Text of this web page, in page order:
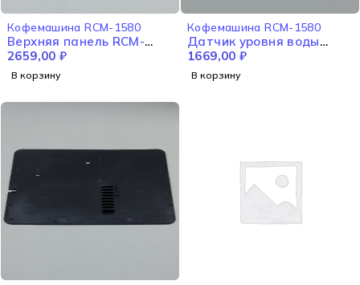
Кофемашина RCM-1580
Верхняя панель RCM-
1580
2659,00 ₽
В корзину
Кофемашина RCM-1580
Датчик уровня воды
RCM-1580
1669,00 ₽
В корзину